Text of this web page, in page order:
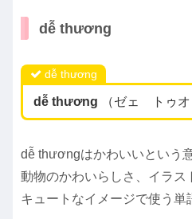
dễ thương
dễ thương
dễ thương （ゼェ トゥ
dễ thươngはかわいいという
動物のかわいらしさ、イラス
キュートなイメージで使う単